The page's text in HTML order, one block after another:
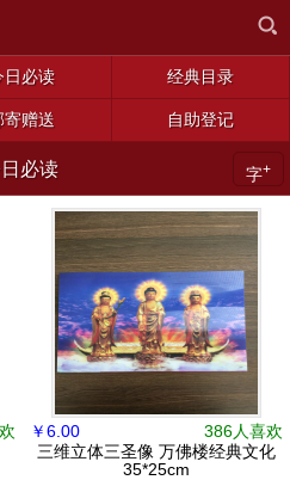
日必读 经典目录
寄赠送 自助登记
必读 字+
386人喜欢
￥6.00
三维立体三圣像 万佛楼经典文化
35*25cm